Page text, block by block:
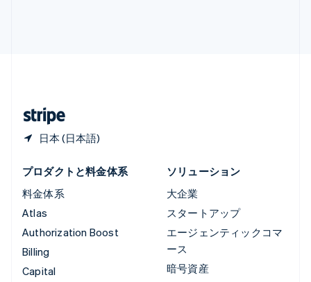
日本 (日本語)
プロダクトと料金体系
料金体系
Atlas
Authorization Boost
Billing
Capital
ソリューション
大企業
スタートアップ
エージェンティックコマ
ース
暗号資産